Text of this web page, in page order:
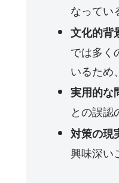
なってい
文化的背
では多く
いるため
実用的な
との誤認
対策の現
興味深い